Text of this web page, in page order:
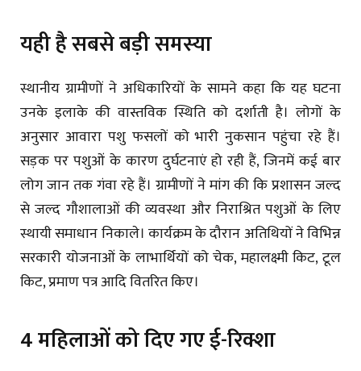
यही है सबसे बड़ी समस्या
स्थानीय ग्रामीणों ने अधिकारियों के सामने कहा कि यह घटना
उनके इलाके की वास्तविक स्थिति को दर्शाती है। लोगों के
अनुसार आवारा पशु फसलों को भारी नुकसान पहुंचा रहे हैं।
सड़क पर पशुओं के कारण दुर्घटनाएं हो रही हैं, जिनमें कई बार
लोग जान तक गंवा रहे हैं। ग्रामीणों ने मांग की कि प्रशासन जल्द
से जल्द गौशालाओं की व्यवस्था और निराश्रित पशुओं के लिए
स्थायी समाधान निकाले। कार्यक्रम के दौरान अतिथियों ने विभिन्न
सरकारी योजनाओं के लाभार्थियों को चेक, महालक्ष्मी किट, टूल
किट, प्रमाण पत्र आदि वितरित किए।
4 महिलाओं को दिए गए ई-रिक्शा